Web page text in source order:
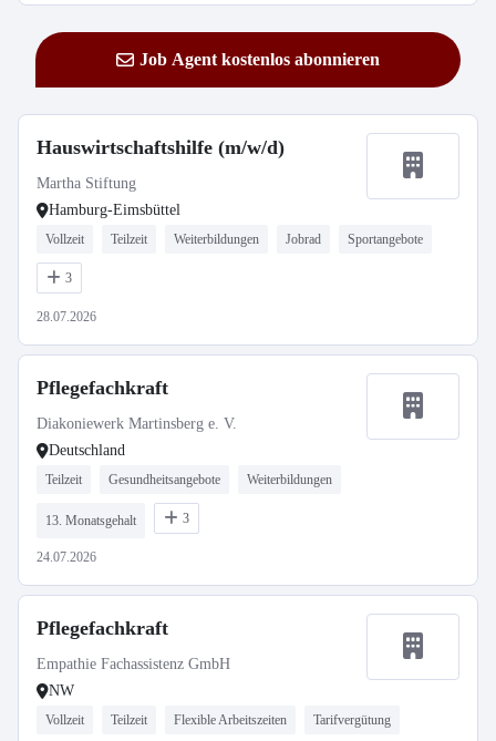
Job Agent kostenlos abonnieren
Hauswirtschaftshilfe (m/w/d)
Martha Stiftung
Hamburg-Eimsbüttel
Vollzeit Teilzeit Weiterbildungen Jobrad Sportangebote
3
28.07.2026
Pflegefachkraft
Diakoniewerk Martinsberg e. V.
Deutschland
Teilzeit Gesundheitsangebote Weiterbildungen
13. Monatsgehalt 3
24.07.2026
Pflegefachkraft
Empathie Fachassistenz GmbH
NW
Vollzeit Teilzeit Flexible Arbeitszeiten Tarifvergütung